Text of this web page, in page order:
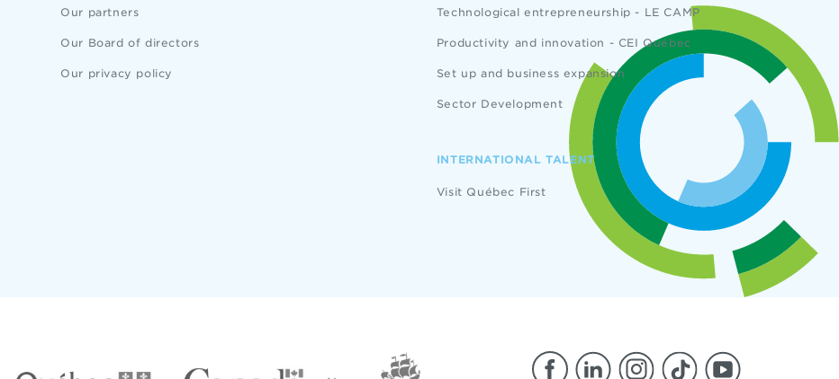
Our partners
Our Board of directors
Our privacy policy
Technological entrepreneurship - LE CAMP
Productivity and innovation - CEI Québec
Set up and business expansion
Sector Development
INTERNATIONAL TALENT
Visit Québec First